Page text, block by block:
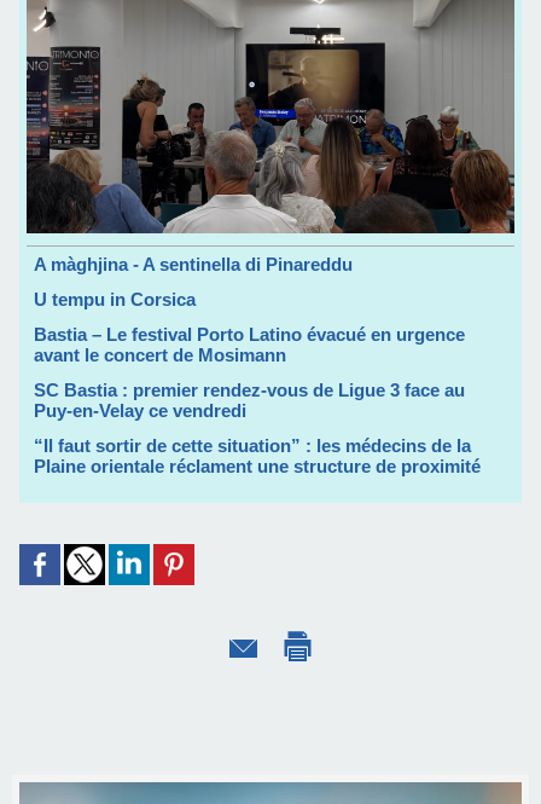
A màghjina - A sentinella di Pinareddu
U tempu in Corsica
Bastia – Le festival Porto Latino évacué en urgence
avant le concert de Mosimann
SC Bastia : premier rendez-vous de Ligue 3 face au
Puy-en-Velay ce vendredi
“Il faut sortir de cette situation” : les médecins de la
Plaine orientale réclament une structure de proximité